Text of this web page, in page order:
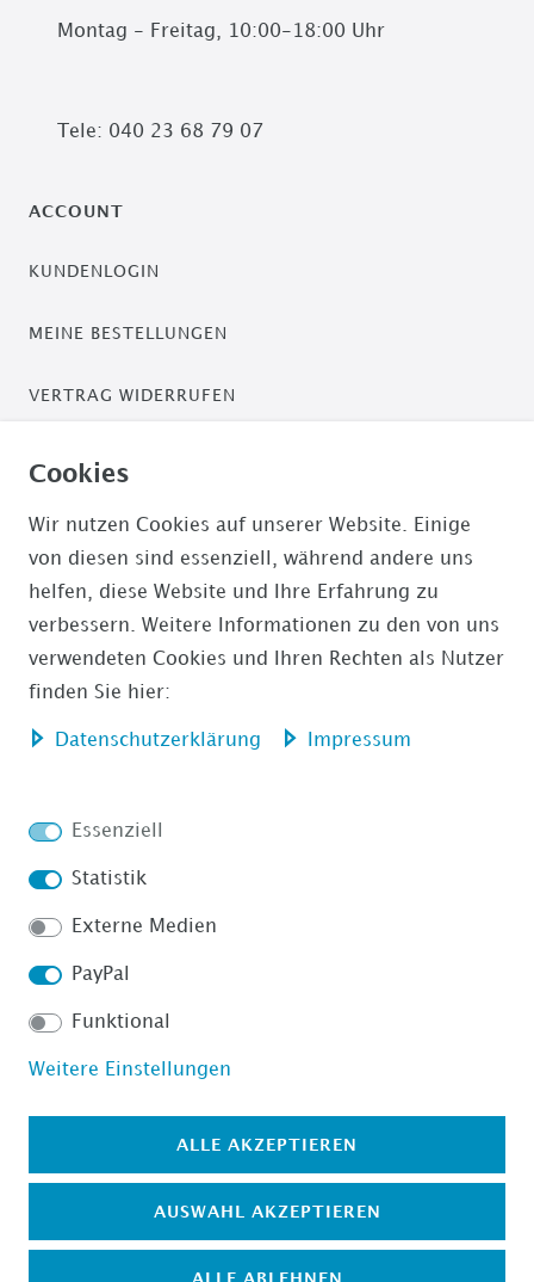
Montag - Freitag, 10:00-18:00 Uhr
Tele: 040 23 68 79 07
ACCOUNT
KUNDENLOGIN
MEINE BESTELLUNGEN
VERTRAG WIDERRUFEN
PAYPAL / PAYPAL PLUS
AGB Barrierefreiheitserklärung
Cookies
Wir nutzen Cookies auf unserer Website. Einige
von diesen sind essenziell, während andere uns
helfen, diese Website und Ihre Erfahrung zu
verbessern. Weitere Informationen zu den von uns
verwendeten Cookies und Ihren Rechten als Nutzer
finden Sie hier:
Daten­schutz­erklärung Impressum
Essenziell
Statistik
Externe Medien
PayPal
Funktional
Weitere Einstellungen
ALLE AKZEPTIEREN
AUSWAHL AKZEPTIEREN
ALLE ABLEHNEN